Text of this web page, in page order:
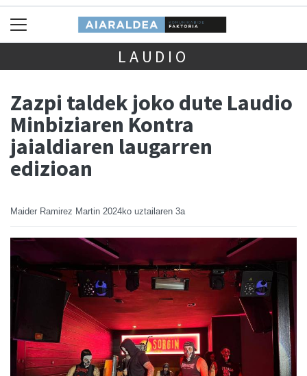
LAUDIO
Zazpi taldek joko dute Laudio
Minbiziaren Kontra
jaialdiaren laugarren
edizioan
Maider Ramirez Martin 2024ko uztailaren 3a